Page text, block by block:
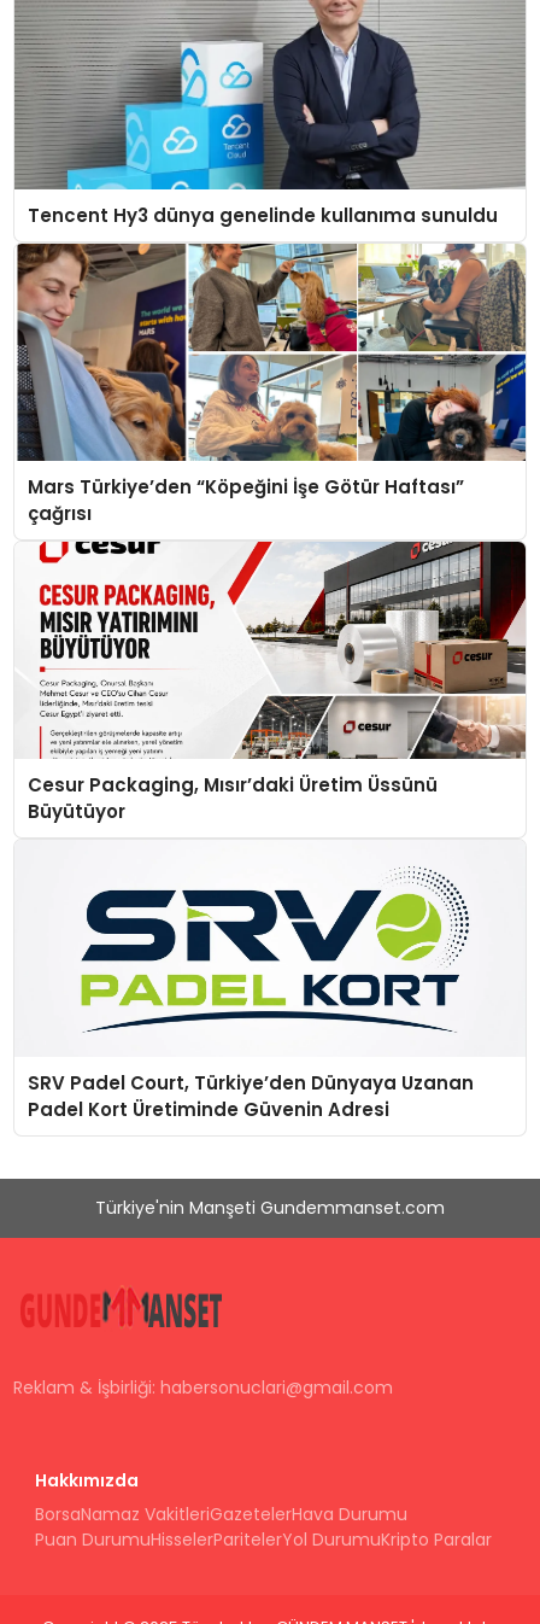
Tencent Hy3 dünya genelinde kullanıma sunuldu
Mars Türkiye’den “Köpeğini İşe Götür Haftası”
çağrısı
Cesur Packaging, Mısır’daki Üretim Üssünü
Büyütüyor
SRV Padel Court, Türkiye’den Dünyaya Uzanan
Padel Kort Üretiminde Güvenin Adresi
Türkiye'nin Manşeti Gundemmanset.com
Reklam & İşbirliği:habersonuclari@gmail.com
Hakkımızda
BorsaNamaz VakitleriGazetelerHava Durumu
Puan DurumuHisselerParitelerYol DurumuKripto Paralar